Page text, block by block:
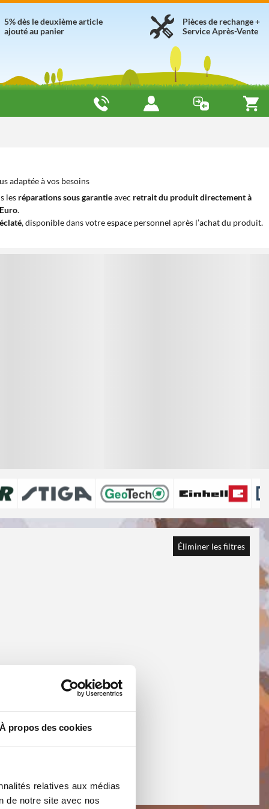
À propos des cookies
relatives aux médias
de notre site avec nos
Pièces de rechange +
Service Après-Vente
5% dès le deuxième article
ajouté au panier
adaptée à vos besoins
les réparations sous garantieavec retrait du produit directement à
.
, disponible dans votre espace personnel après l’achat du produit.
Éliminer les filtres